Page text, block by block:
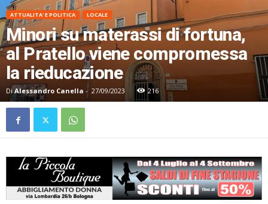
ATTUALITA' E POLITICA LOCALE
Minori su materassi di fortuna,
al Pratello viene compromessa
la rieducazione
Di Alessandro Canella - 27/09/2023 216